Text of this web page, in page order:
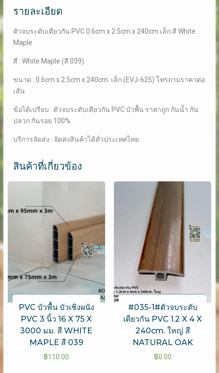
สี
MAPLE
ชิ้น
รายละเอียด
ตัวจบระดับเดียวกัน PVC 0.6cm x 2.5cm x 240cm.เล็ก สี White
Maple
สี : White Maple (สี 039)
ขนาด : 0.6cm x 2.5cm x 240cm. เล็ก (EVJ-625) โทรถามราคาต่อ
เส้น
ข้อได้เปรียบ : ตัวจบระดับเดียวกัน PVC บัวพื้น ราคาถูก กันน้ำ กัน
ปลวก กันรอย 100%
บริการจัดส่ง : จัดส่งสินค้าได้ทั่วประเทศไทย
สินค้าที่เกี่ยวข้อง
PVC บัวพื้น บัวเชิงผนัง
PVC 3 นิ้ว 16 X 75 X
3000 มม. สี WHITE
MAPLE สี 039
฿110.00
#035-1#ตัวจบระดับ
เดียวกัน PVC 1.2 X 4 X
240cm. ใหญ่ สี
NATURAL OAK
฿0.00